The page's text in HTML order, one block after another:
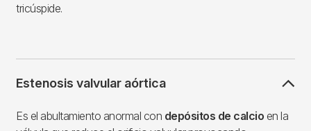
tricúspide.
Estenosis valvular aórtica
Es el abultamiento anormal con depósitos de calcio en la